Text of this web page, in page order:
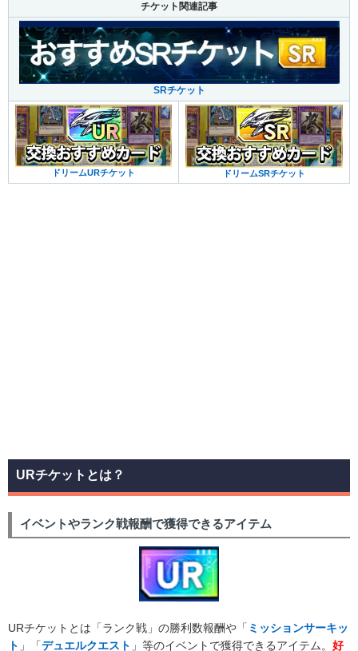
チケット関連記事
SRチケット
ドリームURチケット ドリームSRチケット
URチケットとは？
イベントやランク戦報酬で獲得できるアイテム
URチケットとは「ランク戦」の勝利数報酬や「 ミッションサーキッ
ト 」「デュエルクエスト 」等のイベントで獲得できるアイテム。 好